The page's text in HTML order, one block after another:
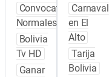
Convocatoria
Normales
Bolivia
Tv HD
Ganar
Carnaval
en El
Alto
Tarija
Bolivia